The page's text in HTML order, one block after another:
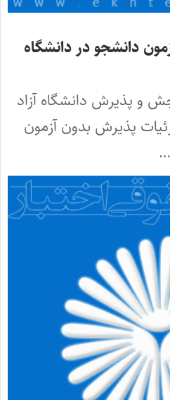
دانشجو در دانشگاه
و پذیرش دانشگاه آزاد
پذیرش بدون آزمون